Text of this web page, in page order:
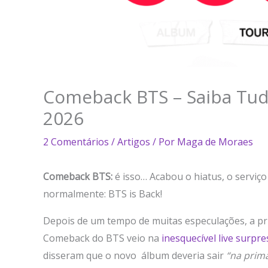
Comeback BTS – Saiba
2026
2 Comentários /Artigos / Por Maga de Moraes
Comeback BTS:é isso… Acabou o hiatus, o
normalmente: BTS is Back!
Depois de um tempo de muitas especulações, a
Comeback do BTS veio na inesquecível live
disseram que o novo álbum deveria sair “na